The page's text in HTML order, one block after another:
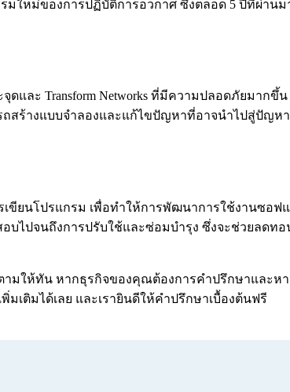
มใหม่ของการปฏิบัติการอวกาศ ซึ่งตลอด 5 ปีที่ผ่าน
ะ Transform Networks ที่มีความปลอดภัยมากขึ้น
ถสร้างแบบจำลองและแก้ไขปัญหาที่อาจนำไปสู่ปัญห
ขียนโปรแกรม เพื่อทำให้การพัฒนาการใช้งานซอฟ
ปจนถึงการปรับใช้และซ่อมบำรุง ซึ่งจะช่วยลดทอ
ามให้ทัน หากธุรกิจของคุณต้องการคำปรึกษาและห
มเติมได้เลย และเรายินดีให้คำปรึกษาเบื้องต้นฟรี